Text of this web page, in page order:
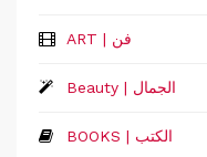
ART | فن
Beauty | الجمال
BOOKS | الكتب